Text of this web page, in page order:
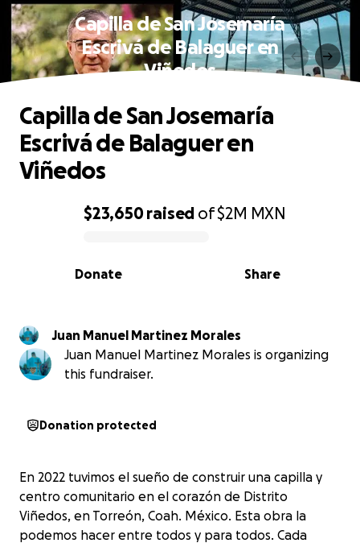
Capilla de San Josemaría
Escrivá de Balaguer en
Viñedos
0% complete
$23,650raised of$2M MXN
Share
Donate
Capilla de San Josemaría
Escrivá de Balaguer en
Viñedos
Juan Manuel Martinez Morales
Juan Manuel Martinez Morales is organizing
this fundraiser.
Donation protected
En 2022 tuvimos el sueño de construir una capilla y
centro comunitario en el corazón de Distrito
Viñedos, en Torreón, Coah. México. Esta obra la
podemos hacer entre todos y para todos. Cada